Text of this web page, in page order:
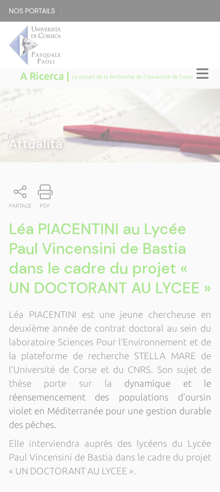
NOS PORTAILS :
A Ricerca | Le portail de la Recherche de l'Université de Corse
A RICERCA
Attualità
PARTAGE PDF
Léa PIACENTINI au Lycée
Paul Vincensini de Bastia
dans le cadre du projet «
UN DOCTORANT AU LYCEE »
Léa PIACENTINI est une jeune chercheuse en
deuxième année de contrat doctoral au sein du
laboratoire Sciences Pour l’Environnement et de
la plateforme de recherche STELLA MARE de
l’Université de Corse et du CNRS. Son sujet de
thèse porte sur la dynamique et le
réensemencement des populations d’oursin
violet en Méditerranée pour une gestion durable
des pêches.
Elle interviendra auprès des lycéens du Lycée
Paul Vincensini de Bastia dans le cadre du projet
« UN DOCTORANT AU LYCEE ».